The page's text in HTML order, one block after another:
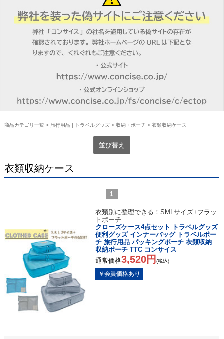
商品カテゴリ一覧 > 旅行用品 | トラベルグッズ> 収納・ポーチ > 衣類収納ケース
並び替え
衣類収納ケース
1
衣類別に整理できる！SMLサイズ+フラッ
トポーチ
クローズケース4点セット トラベルグッズ
便利グッズ インナーバッグ トラベルポー
チ 旅行用品 パッキングポーチ 衣類収納
収納ポーチ TTC コンサイス
通常価格3,520円 (税込)